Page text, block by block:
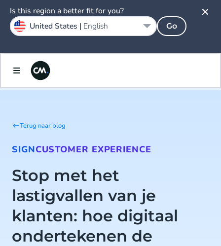
Terug naar blog
SIGNCUSTOMER EXPERIENCE
Stop met het
lastigvallen van je
klanten: hoe digitaal
ondertekenen de
Is this region a better fit for you?
United States | English Go